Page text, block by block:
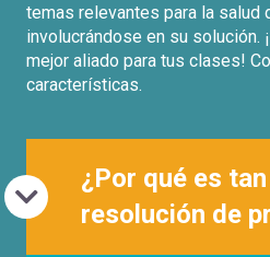
temas relevantes para la salud
involucrándose en su solución.
mejor aliado para tus clases!
características.
¿Por qué es
resolución de